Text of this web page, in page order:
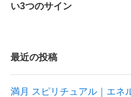
い3つのサイン
最近の投稿
満月 スピリチュアル｜エネ